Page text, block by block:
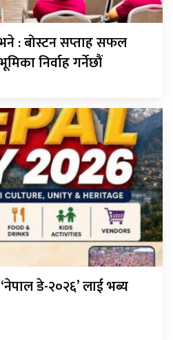
: बोस्टन सप्ताह सफल
निर्वाह गर्नेछौं
डे-२०२६’ लाई भब्य